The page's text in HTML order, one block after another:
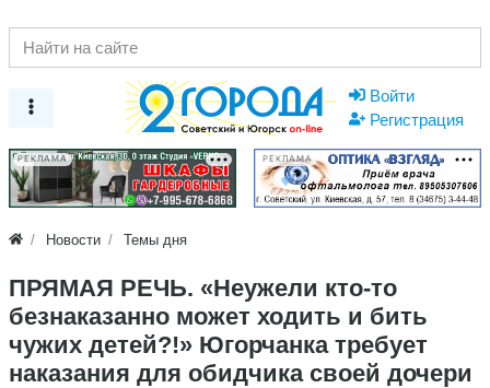
Войти
Регистрация
РЕКЛАМА РЕКЛАМА
Новости Темы дня
ПРЯМАЯ РЕЧЬ. «Неужели кто-то
безнаказанно может ходить и бить
чужих детей?!» Югорчанка требует
наказания для обидчика своей дочери